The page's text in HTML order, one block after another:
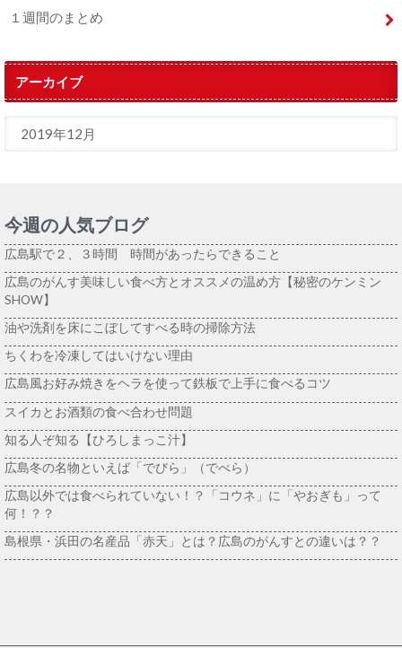
１週間のまとめ
アーカイブ
今週の人気ブログ
広島駅で２、３時間 時間があったらできること
広島のがんす美味しい食べ方とオススメの温め方【秘密のケンミン
SHOW】
油や洗剤を床にこぼしてすべる時の掃除方法
ちくわを冷凍してはいけない理由
広島風お好み焼きをヘラを使って鉄板で上手に食べるコツ
スイカとお酒類の食べ合わせ問題
知る人ぞ知る【ひろしまっこ汁】
広島冬の名物といえば「でびら」（でべら）
広島以外では食べられていない！？「コウネ」に「やおぎも」って
何！？？
島根県・浜田の名産品「赤天」とは？広島のがんすとの違いは？？